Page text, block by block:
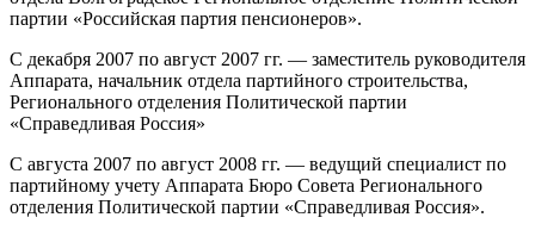
партии «Российская партия пенсионеров».
С декабря 2007 по август 2007 гг. — заместитель руководителя
Аппарата, начальник отдела партийного строительства,
Регионального отделения Политической партии
«Справедливая Россия»
С августа 2007 по август 2008 гг. — ведущий специалист по
партийному учету Аппарата Бюро Совета Регионального
отделения Политической партии «Справедливая Россия».